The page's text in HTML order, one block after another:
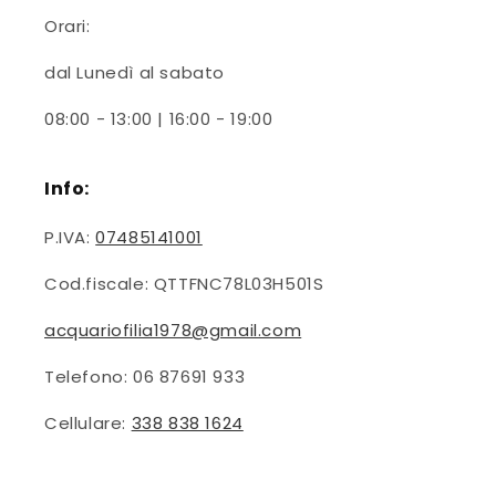
Orari:
dal Lunedì al sabato
08:00 - 13:00 | 16:00 - 19:00
Info:
P.IVA:07485141001
Cod.fiscale: QTTFNC78L03H501S
acquariofilia1978@gmail.com
Telefono: 06 87691 933
Cellulare: 338 838 1624